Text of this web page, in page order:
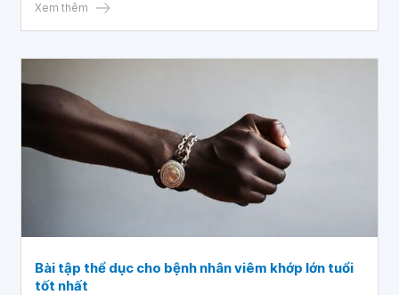
Xem thêm
Bài tập thể dục cho bệnh nhân viêm khớp lớn tuổi
tốt nhất